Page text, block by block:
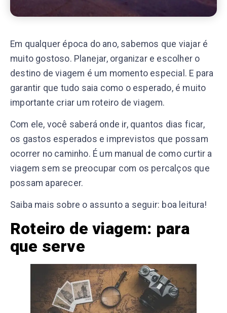
Em qualquer época do ano, sabemos que viajar é
muito gostoso. Planejar, organizar e escolher o
destino de viagem é um momento especial. E para
garantir que tudo saia como o esperado, é muito
importante criar um roteiro de viagem.
Com ele, você saberá onde ir, quantos dias ficar,
os gastos esperados e imprevistos que possam
ocorrer no caminho. É um manual de como curtir a
viagem sem se preocupar com os percalços que
possam aparecer.
Saiba mais sobre o assunto a seguir: boa leitura!
Roteiro de viagem: para
que serve